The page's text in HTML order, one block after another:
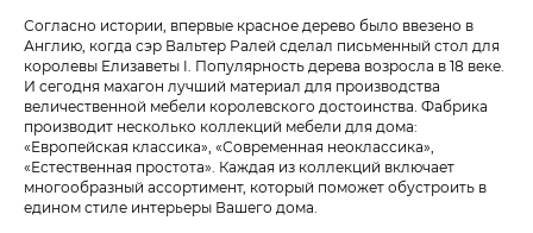
Согласно истории, впервые красное дерево было ввезено в
Англию, когда сэр Вальтер Ралей сделал письменный стол для
королевы Елизаветы I. Популярность дерева возросла в 18 веке.
И сегодня махагон лучший материал для производства
величественной мебели королевского достоинства. Фабрика
производит несколько коллекций мебели для дома:
«Европейская классика», «Современная неоклассика»,
«Естественная простота». Каждая из коллекций включает
многообразный ассортимент, который поможет обустроить в
едином стиле интерьеры Вашего дома.